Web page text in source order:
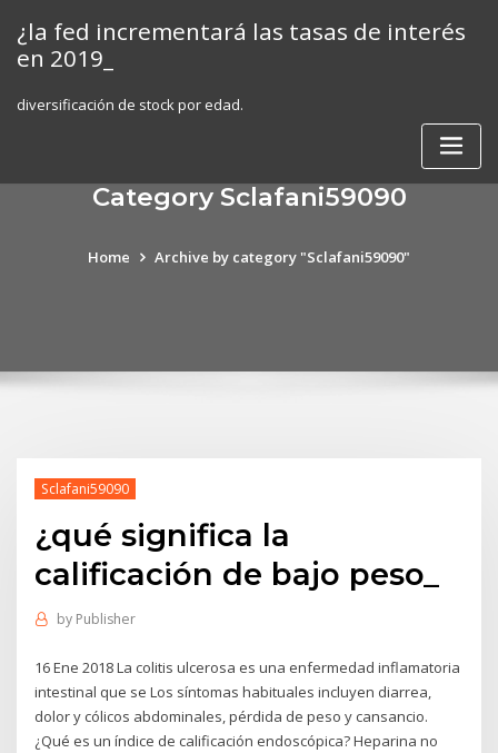
content
¿la fed incrementará las tasas de interés
en 2019_
diversificación de stock por edad.
Category Sclafani59090
Home Archive by category "Sclafani59090"
Sclafani59090
¿qué significa la
calificación de bajo peso_
by Publisher
16 Ene 2018 La colitis ulcerosa es una enfermedad inflamatoria
intestinal que se Los síntomas habituales incluyen diarrea,
dolor y cólicos abdominales, pérdida de peso y cansancio.
¿Qué es un índice de calificación endoscópica? Heparina no